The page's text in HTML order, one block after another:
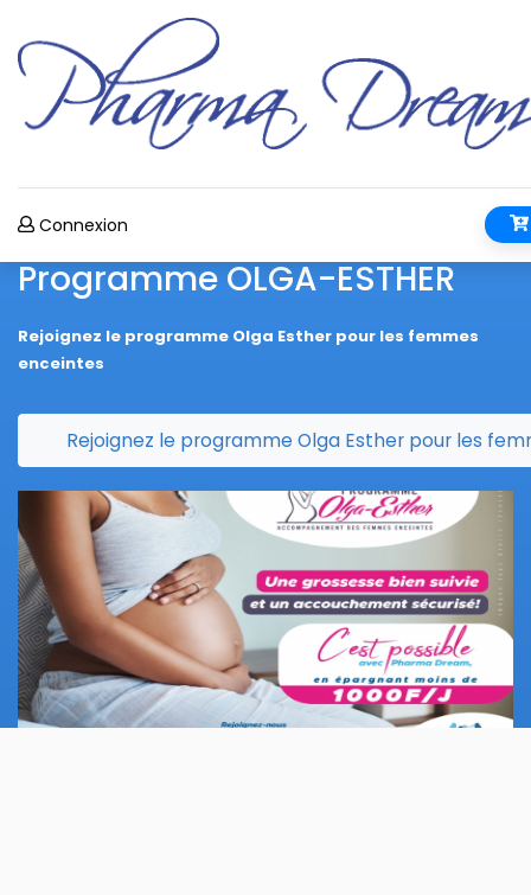
Connexion
les femmes enceintes
Les aides sociales